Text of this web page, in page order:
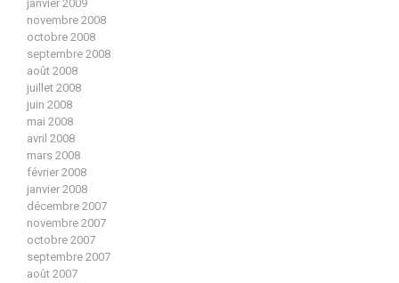
janvier 2009
novembre 2008
octobre 2008
septembre 2008
août 2008
juillet 2008
juin 2008
mai 2008
avril 2008
mars 2008
février 2008
janvier 2008
décembre 2007
novembre 2007
octobre 2007
septembre 2007
août 2007